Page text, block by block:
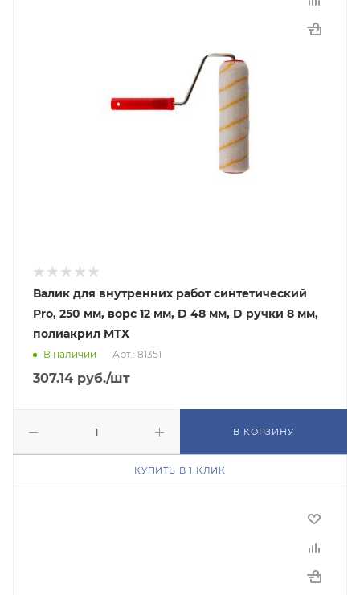
Валик для внутренних работ синтетический
Pro, 250 мм, ворс 12 мм, D 48 мм, D ручки 8 мм,
полиакрил MTX
В наличии Арт.: 81351
307.14 руб./шт
В КОРЗИНУ
КУПИТЬ В 1 КЛИК